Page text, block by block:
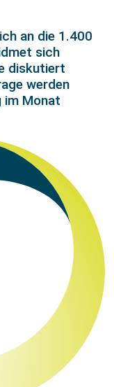
an die 1.400
sich
diskutiert
werden
im Monat